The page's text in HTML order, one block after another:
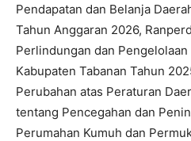
Pendapatan dan Belanja
Tahun Anggaran 2026,
Perlindungan dan
Kabupaten Tabanan Tahun
Perubahan atas Peraturan
tentang Pencegahan dan
Perumahan Kumuh dan